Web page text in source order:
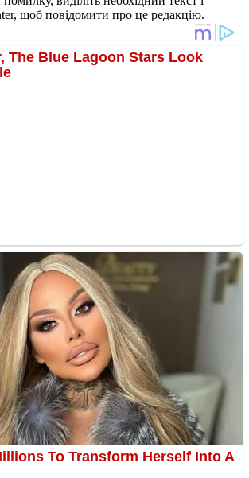
щоб повідомити про це редакцію.